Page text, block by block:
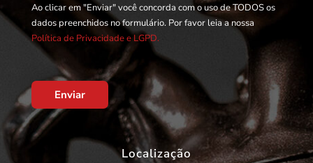
Ao clicar em "Enviar" você concorda com o uso de TODOS os
dados preenchidos no formulário. Por favor leia a nossa
Política de Privacidade e LGPD.
Enviar
Localização